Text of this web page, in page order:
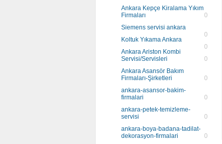
Ankara Kepçe Kiralama Yıkım
Firmaları
0
Siemens servisi ankara
0
Koltuk Yıkama Ankara
0
Ankara Ariston Kombi
Servisi/Servisleri
0
Ankara Asansör Bakım
Firmaları-Şirketleri
0
ankara-asansor-bakim-
firmalari
0
ankara-petek-temizleme-
servisi
0
ankara-boya-badana-tadilat-
dekorasyon-firmalari
0